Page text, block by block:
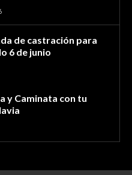
de castración para
6 de junio
y Caminata con tu